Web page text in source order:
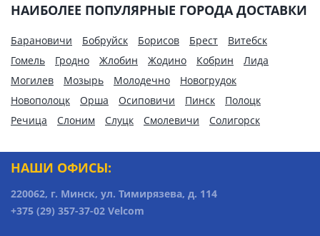
НАИБОЛЕЕ ПОПУЛЯРНЫЕ ГОРОДА ДОСТАВКИ
Барановичи Бобруйск Борисов Брест
Витебск
Гомель
Гродно Жлобин Жодино Кобрин
Лида
Могилев
Мозырь Молодечно
Новогрудок
Новополоцк
Орша Осиповичи Пинск
Полоцк
Речица
Слоним Слуцк Смолевичи Солигорск
НАШИ ОФИСЫ:
220062, г. Минск, ул. Тимирязева, д. 114
+375 (29) 357-37-02 Velcom